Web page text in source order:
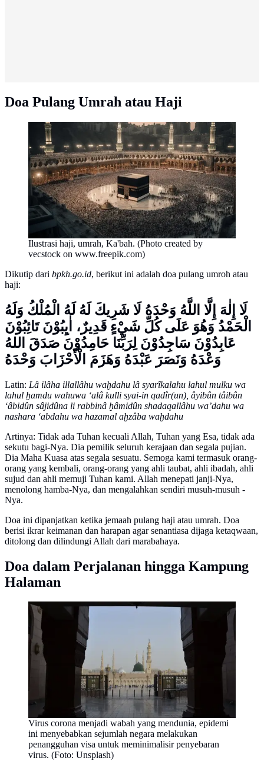
Doa Pulang Umrah atau Haji
Ilustrasi haji, umrah, Ka'bah. (Photo created by
vecstock on www.freepik.com)
Dikutip dari bpkh.go.id, berikut ini adalah doa pulang umroh atau
haji:
لَا إِلٰهَ إِلَّا اللَّهُ وَحْدَهُ لَا شَرِيكَ لَهُ لَهُ الْمُلْكُ وَلَهُ
الْحَمْدُ وَهُوَ عَلَى كُلِّ شَيْءٍ قَدِيرٌ، اٰيِبُوْنَ تَائِبُوْنَ
عَابِدُوْنَ سَاجِدُوْنَ لِرَبِّنَا حَامِدُوْنَ صَدَقَ اللهُ
وَعْدَهُ وَنَصَرَ عَبْدَهُ وَهَزَمَ الْأَحْزَابَ وَحْدَهُ
Latin: Lâ ilâha illallâhu waḫdahu lâ syarîkalahu lahul mulku wa
lahul ḫamdu wahuwa ‘alâ kulli syai-in qadîr(un), âyibûn tâibûn
‘âbidûn sâjidûna li rabbinâ ḫâmidûn shadaqallâhu wa’dahu wa
nashara ‘abdahu wa hazamal aḫzâba waḫdahu
Artinya: Tidak ada Tuhan kecuali Allah, Tuhan yang Esa, tidak ada
sekutu bagi-Nya. Dia pemilik seluruh kerajaan dan segala pujian.
Dia Maha Kuasa atas segala sesuatu. Semoga kami termasuk orang-
orang yang kembali, orang-orang yang ahli taubat, ahli ibadah, ahli
sujud dan ahli memuji Tuhan kami. Allah menepati janji-Nya,
menolong hamba-Nya, dan mengalahkan sendiri musuh-musuh -
Nya.
Doa ini dipanjatkan ketika jemaah pulang haji atau umrah. Doa
berisi ikrar keimanan dan harapan agar senantiasa dijaga ketaqwaan,
ditolong dan dilindungi Allah dari marabahaya.
Doa dalam Perjalanan hingga Kampung
Halaman
Virus corona menjadi wabah yang mendunia, epidemi
ini menyebabkan sejumlah negara melakukan
penangguhan visa untuk meminimalisir penyebaran
virus. (Foto: Unsplash)